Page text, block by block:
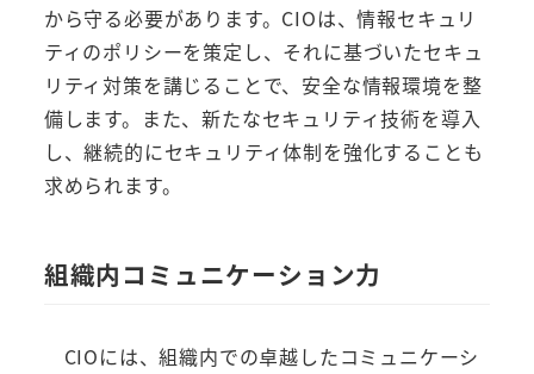
から守る必要があります。CIOは、情報セキュリ
ティのポリシーを策定し、それに基づいたセキュ
リティ対策を講じることで、安全な情報環境を整
備します。また、新たなセキュリティ技術を導入
し、継続的にセキュリティ体制を強化することも
求められます。
組織内コミュニケーション力
CIOには、組織内での卓越したコミュニケーシ